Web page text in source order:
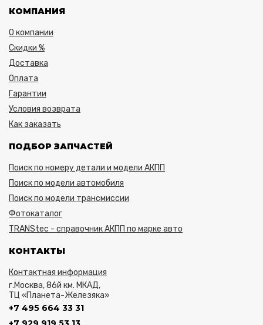
КОМПАНИЯ
О компании
Скидки %
Доставка
Оплата
Гарантии
Условия возврата
Как заказать
ПОДБОР ЗАПЧАСТЕЙ
Поиск по номеру детали и модели АКПП
Поиск по модели автомобиля
Поиск по модели трансмиссии
Фотокаталог
TRANStec - справочник АКПП по марке авто
КОНТАКТЫ
Контактная информация
г.Москва, 86й км. МКАД,
ТЦ «Планета-Железяка»
+7 495 664 33 31